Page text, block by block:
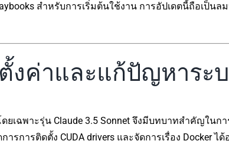
สำหรับการเริ่มต้นใช้งาน การอัปเดตนี้ถือเป็น
ตั้งค่าและแก้ปัญหาระ
เฉพาะรุ่น Claude 3.5 Sonnet จึงมีบทบาทสำคัญในก
การติดตั้ง CUDA drivers และจัดการเรื่อง Docker